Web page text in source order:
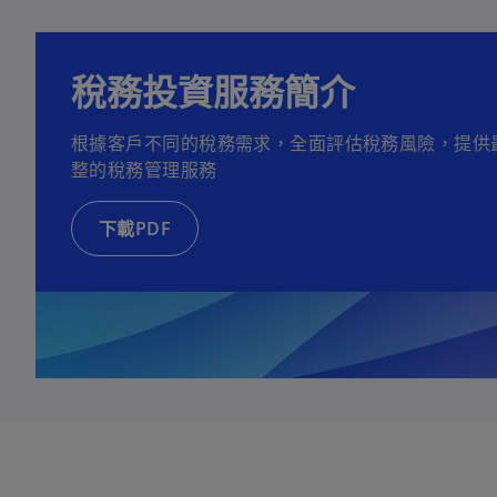
稅務投資服務簡介
根據客戶不同的稅務需求，全面評估稅務風險，提供
整的稅務管理服務
下載PDF
在
新
中
啟